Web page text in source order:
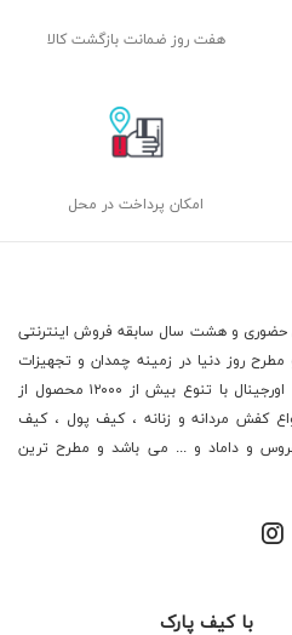
هفت روز ضمانت بازگشت کالا
امکان پرداخت در محل
و هشت سال سابقه فروش اینترنتی
مطرح روز دنیا در زمینه چمدان و تجهیزات
سفر و همچنین نمایندگی چرم بوفالو اورجینال با تنوع بیش از ۱۲۰۰۰ محصول از
کفش مردانه و زنانه ، کیف پول ، کیف
و داماد و ... می باشد و مطرح ترین
با کیف پارک